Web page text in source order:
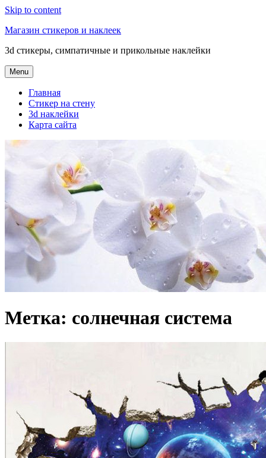
Skip to content
Магазин стикеров и наклеек
3d стикеры, симпатичные и прикольные наклейки
Menu
Главная
Стикер на стену
3d наклейки
Карта сайта
Метка: солнечная система